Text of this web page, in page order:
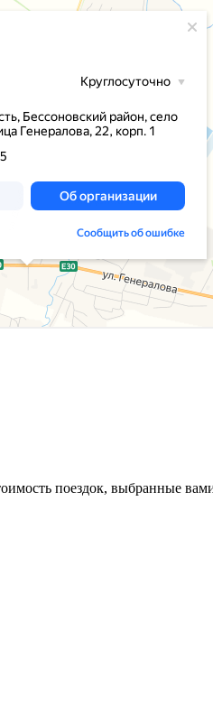
поездок, выбранные